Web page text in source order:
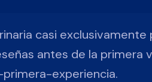
casi exclusivamente
antes de la primera
experiencia.